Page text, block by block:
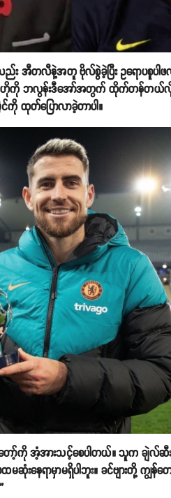
လည်း အီတလီနဲ့အတူ ဗိုလ်စွဲခဲ့ပြီး ဥရောပစူ
ျင်ဟိုကို ဘလွန်းဒီအော်အတွက် ထိုက်တန်တယ်
ထုတ်ပြောလာခဲ့တာပါ။
ော့်ကို အံ့အားသင့်စေပါတယ်။ သူက ချဲလ်ဆီ
ရာမှာမရှိပါဘူး။ ခင်ဗျားတို့ ကျွန်တေ